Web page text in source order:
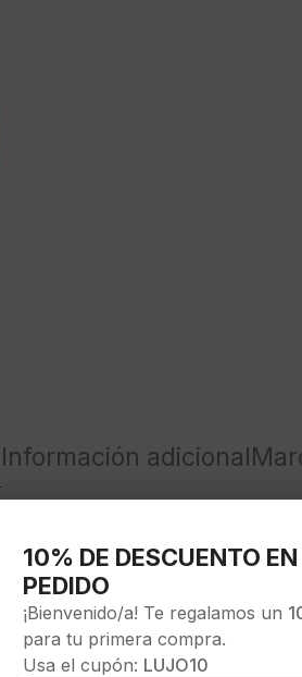
Información adicional
10% DE DESCUENTO
PEDIDO
¡Bienvenido/a! Te regalamos un
para tu primera compra.
Usa el cupón: LUJO10